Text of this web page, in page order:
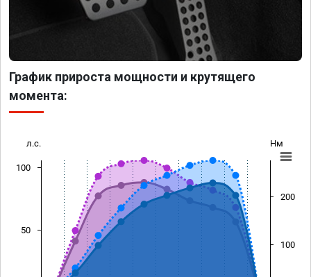
График прироста мощности и крутящего
момента:
л.с. Нм
50
100
100
200